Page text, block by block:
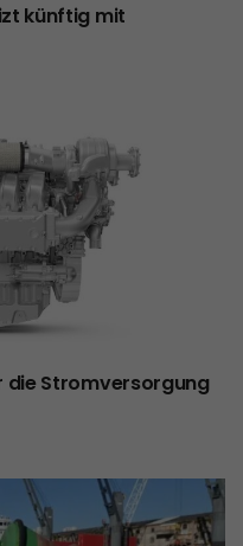
künftig mit
die Stromversorgung